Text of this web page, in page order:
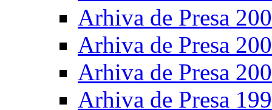
Arhiva de Presa
Arhiva de Presa
Arhiva de Presa
Arhiva de Presa